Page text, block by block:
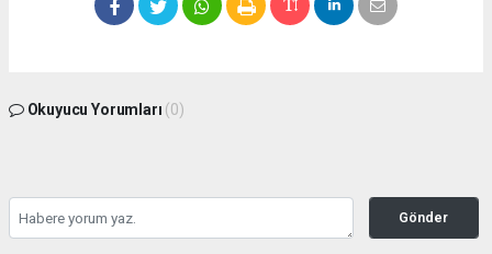
Okuyucu Yorumları (0)
Gönder